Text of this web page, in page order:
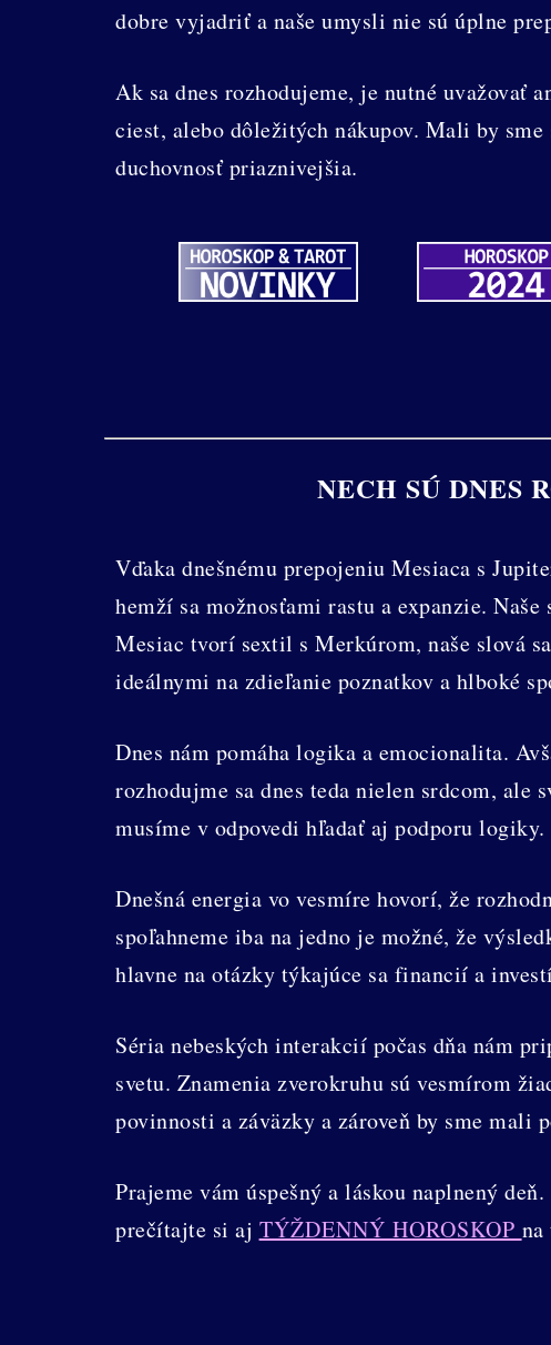
dobre vyjadriť a naše umysli nie sú úplne
Ak sa dnes rozhodujeme, je nutné uvažovať
ciest, alebo dôležitých nákupov. Mali by
duchovnosť priaznivejšia.
NECH SÚ DNES
Vďaka dnešnému prepojeniu Mesiaca s
hemží sa možnosťami rastu a expanzie.
Mesiac tvorí sextil s Merkúrom, naše slová
ideálnymi na zdieľanie poznatkov a hlboké
Dnes nám pomáha logika a emocionalita.
rozhodujme sa dnes teda nielen srdcom,
musíme v odpovedi hľadať aj podporu logiky.
Dnešná energia vo vesmíre hovorí, že
spoľahneme iba na jedno je možné, že
hlavne na otázky týkajúce sa financií a
Séria nebeských interakcií počas dňa nám
svetu. Znamenia zverokruhu sú vesmírom
povinnosti a záväzky a zároveň by sme mali
Prajeme vám úspešný a láskou naplnený
prečítajte si aj TÝŽDENNÝ HOROSKOP